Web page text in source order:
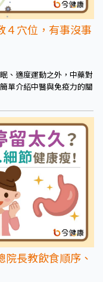
４穴位，有事沒事
、適度運動之外，中藥對
單介紹中醫與免疫力的關
長教飲食順序、